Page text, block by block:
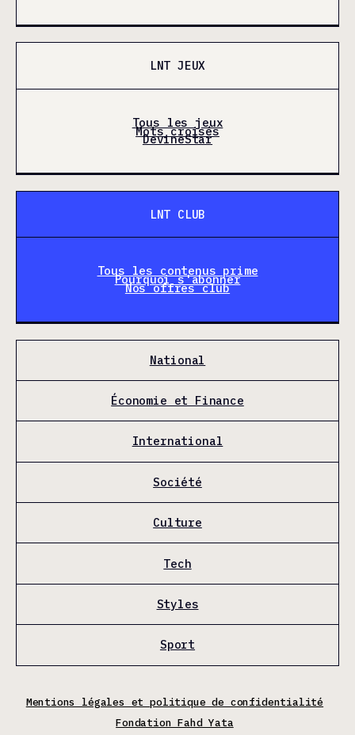
LNT JEUX
Tous les jeux
Mots croisés
DevineStar
LNT CLUB
Tous les contenus prime
Pourquoi s'abonner
Nos offres club
National
Économie et Finance
International
Société
Culture
Tech
Styles
Sport
Mentions légales et politique de confidentialité
Fondation Fahd Yata